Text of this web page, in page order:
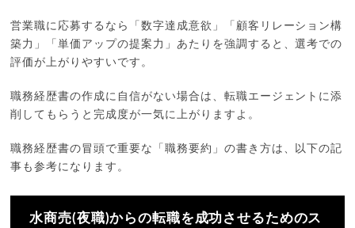
営業職に応募するなら「数字達成意欲」「顧客リレーション構
築力」「単価アップの提案力」あたりを強調すると、選考での
評価が上がりやすいです。
職務経歴書の作成に自信がない場合は、転職エージェントに添
削してもらうと完成度が一気に上がりますよ。
職務経歴書の冒頭で重要な「職務要約」の書き方は、以下の記
事も参考になります。
水商売(夜職)からの転職を成功させるためのス